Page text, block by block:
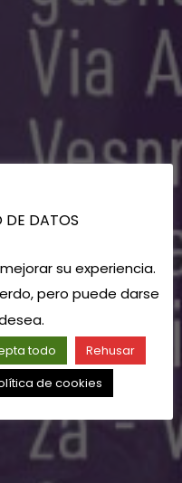
DE DATOS
su experiencia.
pero puede darse
todo
Rehusar
de cookies